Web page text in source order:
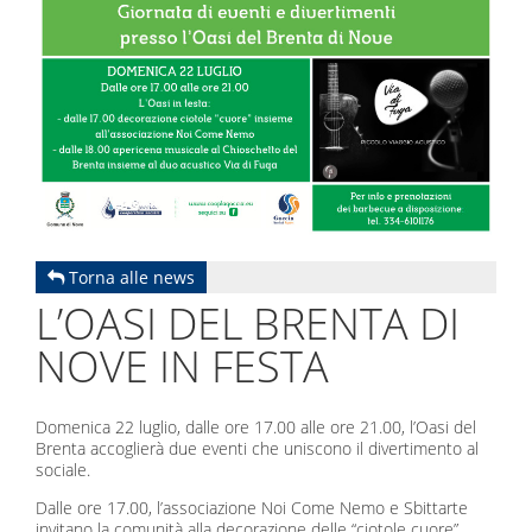
Torna alle news
L’OASI DEL BRENTA DI
NOVE IN FESTA
Domenica 22 luglio, dalle ore 17.00 alle ore 21.00, l’Oasi del
Brenta accoglierà due eventi che uniscono il divertimento al
sociale.
Dalle ore 17.00, l’associazione Noi Come Nemo e Sbittarte